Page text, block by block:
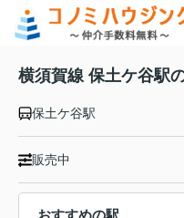
横須賀線 保土ケ谷駅
保土ケ谷駅
販売中
おすすめの駅